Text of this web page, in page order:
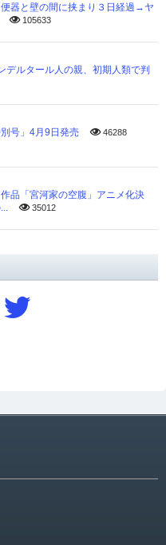
器と壁の間に挟まり３日経過→ヤ
105633
デルタール人の親、初期人類で判
別号」4月9日発売 46288
品「宮河家の空腹」アニメ化決
35012